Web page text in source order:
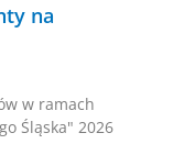
na
w ramach
Śląska" 2026